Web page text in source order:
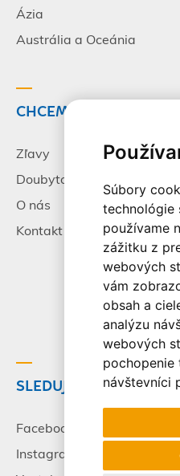
Súbory
technológie
používame
zážitku z
webových
vám
obsah a
analýzu
webových
pochopenie
návštevníci
Ázia
Austrália a Oceánia
CHCEM CESTOVAŤ
Zľavy
Doubytovanie
O nás
Kontakt
SLEDUJTE NÁS
Facebook
Instagram